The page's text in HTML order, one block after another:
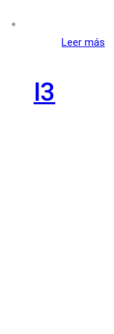
Leer más
I3